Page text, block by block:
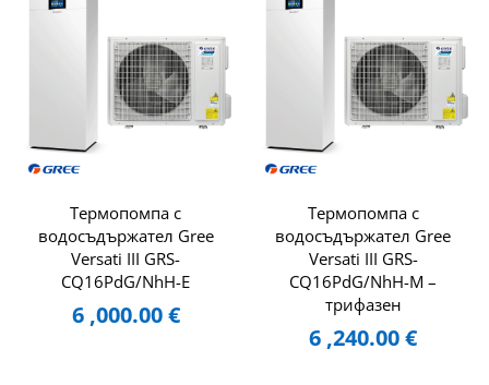
Tермопомпа с
водосъдържател Gree
Versati III GRS-
CQ16PdG/NhH-E
6 ,000.00€
Tермопомпа с
водосъдържател Gree
Versati III GRS-
CQ16PdG/NhH-M –
трифазен
6 ,240.00€